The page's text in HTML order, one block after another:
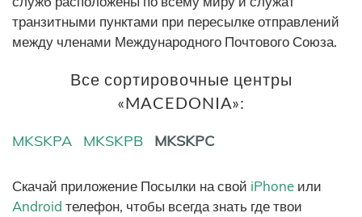
транзитными пунктами при пересылке отправлений
между членами Международного Почтового Союза.
Все сортировочные центры
«MACEDONIA»:
MKSKPA MKSKPB MKSKPC
Скачай приложение Посылки на свой iPhone или
Android телефон, чтобы всегда знать где твои